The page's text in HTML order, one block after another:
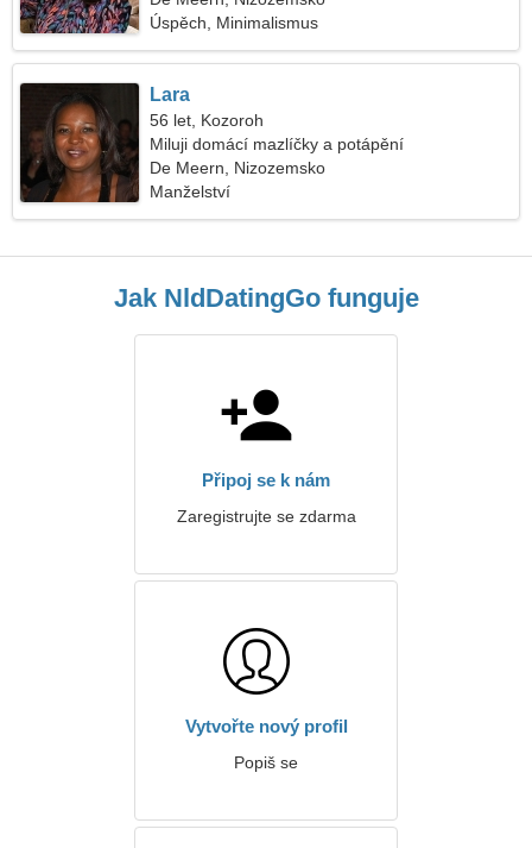
Úspěch, Minimalismus
Lara
56 let, Kozoroh
Miluji domácí mazlíčky a potápění
De Meern, Nizozemsko
Manželství
Jak NldDatingGo funguje
Připoj se k nám
Zaregistrujte se zdarma
Vytvořte nový profil
Popiš se